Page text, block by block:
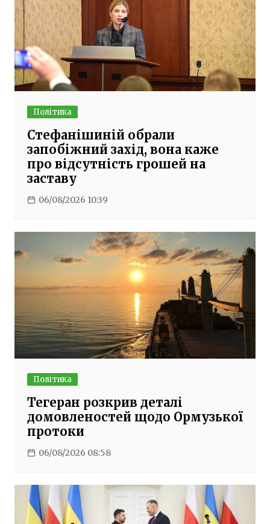
Політика
Стефанішиній обрали
запобіжний захід, вона каже
про відсутність грошей на
заставу
06/08/2026 10:39
Політика
Тегеран розкрив деталі
домовленостей щодо Ормузької
протоки
06/08/2026 08:58